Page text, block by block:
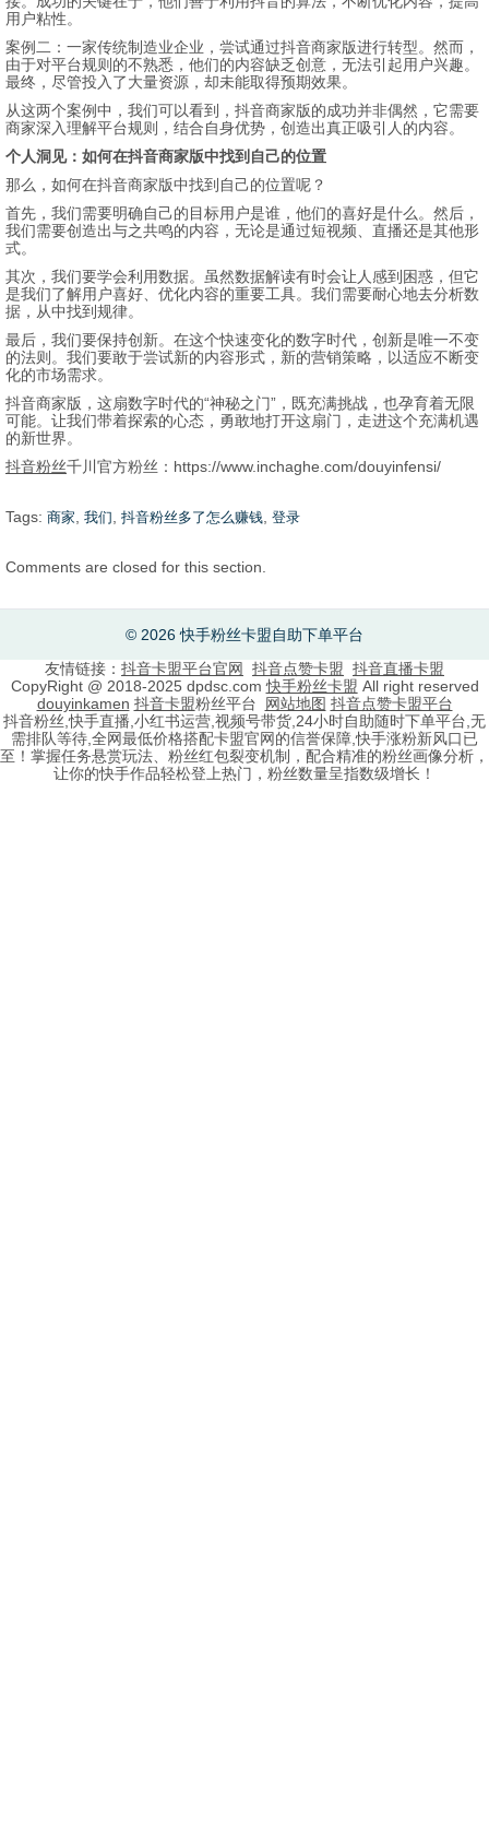
用户粘性。
案例二：一家传统制造业企业，尝试通过抖音商家版进行转型。然而，
由于对平台规则的不熟悉，他们的内容缺乏创意，无法引起用户兴趣。
最终，尽管投入了大量资源，却未能取得预期效果。
从这两个案例中，我们可以看到，抖音商家版的成功并非偶然，它需要
商家深入理解平台规则，结合自身优势，创造出真正吸引人的内容。
个人洞见：如何在抖音商家版中找到自己的位置
那么，如何在抖音商家版中找到自己的位置呢？
首先，我们需要明确自己的目标用户是谁，他们的喜好是什么。然后，
我们需要创造出与之共鸣的内容，无论是通过短视频、直播还是其他形
式。
其次，我们要学会利用数据。虽然数据解读有时会让人感到困惑，但它
是我们了解用户喜好、优化内容的重要工具。我们需要耐心地去分析数
据，从中找到规律。
最后，我们要保持创新。在这个快速变化的数字时代，创新是唯一不变
的法则。我们要敢于尝试新的内容形式，新的营销策略，以适应不断变
化的市场需求。
抖音商家版，这扇数字时代的“神秘之门”，既充满挑战，也孕育着无限
可能。让我们带着探索的心态，勇敢地打开这扇门，走进这个充满机遇
的新世界。
抖音粉丝千川官方粉丝：https://www.inchaghe.com/douyinfensi/
Tags: 商家 我们 抖音粉丝多了怎么赚钱 登录
Comments are closed for this section.
© 2026 快手粉丝卡盟自助下单平台
友情链接： 抖音卡盟平台官网 抖音点赞卡盟 抖音直播卡盟
CopyRight @ 2018-2025 dpdsc.com快手粉丝卡盟 All right reserved
douyinkamen 抖音卡盟粉丝平台 网站地图 抖音点赞卡盟平台
抖音粉丝,快手直播,小红书运营,视频号带货,24小时自助随时下单平台,无
需排队等待,全网最低价格搭配卡盟官网的信誉保障,快手涨粉新风口已
至！掌握任务悬赏玩法、粉丝红包裂变机制，配合精准的粉丝画像分析，
让你的快手作品轻松登上热门，粉丝数量呈指数级增长！